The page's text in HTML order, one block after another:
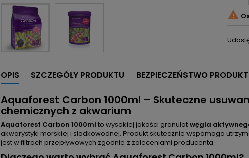

OPIS SZCZEGÓŁY PRODUKTU BEZPIECZEŃSTWO
Aquaforest Carbon 1000ml – Skuteczne
chemicznych z akwarium
Aquaforest Carbon 1000ml to wysokiej jakości granulatwęgla
akwarystyki morskiej i słodkowodnej. Produkt skutecznie wspomaga
jest w filtrach przepływowych zgodnie z zaleceniami producenta.